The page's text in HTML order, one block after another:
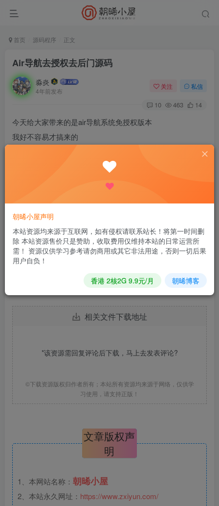
首页 源码程序 正文
Air导航去授权去后门源码
淼炎
4年前发布
关注 私信
10 463 14
今天给大家带来的是air导航系统免授权版本
我好不容易才搞来的
模板文件有说明
相关文件下载地址
*该资源需回复评论后下载，马上去发表评论?
©下载资源版权归作者所有；本站所有资源均来源于网络，仅供学
习使用，请支持正版！
文章版权声
明
1、本网站名称： 朝晞小屋
2、本站永久网址： https://www.zxiyun.com/
朝晞小屋声明
本站资源均来源于互联网，如有侵权请联系站长！将第一时间删
除 本站资源售价只是赞助，收取费用仅维持本站的日常运营所
需！ 资源仅供学习参考请勿商用或其它非法用途，否则一切后果
用户自负！
香港 2核2G 9.9元/月 朝晞博客